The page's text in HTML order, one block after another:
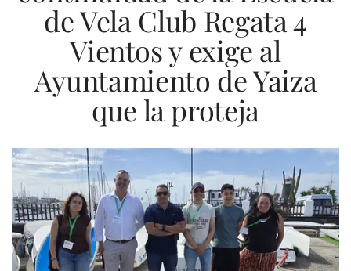
de Vela Club Regata 4
Vientos y exige al
Ayuntamiento de Yaiza
que la proteja